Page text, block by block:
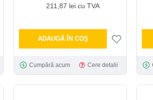
211,87 lei cu TVA
ADAUGĂ ÎN COŞ
Cumpără acum Cere detalii